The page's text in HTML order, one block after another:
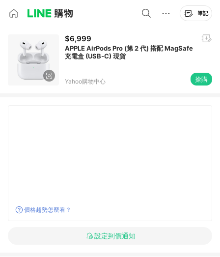
筆記
$6,999
APPLE AirPods Pro (第 2 代) 搭配 MagSafe
充電盒 (USB‑C) 現貨
Yahoo購物中心 搶購
價格趨勢怎麼看？
設定到價通知